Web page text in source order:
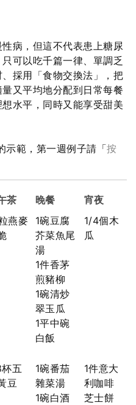
病，但這不代表患上糖尿
可以吃千篇一律、單調乏
採用「食物交換法」，把
又平均地分配到日常每餐
水平，同時又能享受甜美
示範，第一週例子請「按
茶 晚餐 宵夜
燕麥
1碗豆腐
芥菜魚尾
湯
1件香茅
煎豬柳
1碗清炒
翠玉瓜
1平中碗
白飯
1/4個木
瓜
五
豆
1碗番茄
雜菜湯
1碗白酒
1件意大
利咖啡
芝士餅